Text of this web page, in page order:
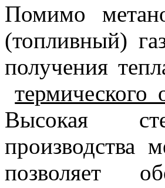
Помимо
(топливный)
получения
термического
Высокая
производства
позволяет